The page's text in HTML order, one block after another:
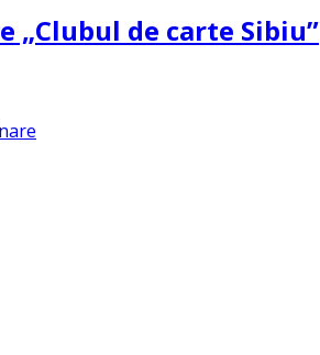
„Clubul de carte Sibiu”